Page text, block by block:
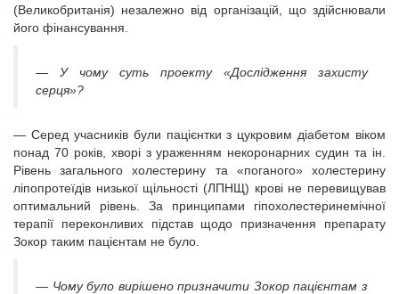
(Великобританія) незалежно від організацій, що здійснювали
його фінансування.
— У чому суть проекту «Дослідження захисту
серця»?
— Серед учасників були пацієнтки з цукровим діабетом віком
понад 70 років, хворі з ураженням некоронарних судин та ін.
Рівень загального холестерину та «поганого» холестерину
ліпопротеїдів низької щільності (ЛПНЩ) крові не перевищував
оптимальний рівень. За принципами гіпохолестеринемічної
терапії переконливих підстав щодо призначення препарату
Зокор таким пацієнтам не було.
— Чому було вирішено призначити Зокор пацієнтам з